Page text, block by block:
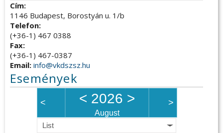
Cím:
1146 Budapest, Borostyán u. 1/b
Telefon:
(+36-1) 467 0388
Fax:
(+36-1) 467-0387
Email: info@vkdszsz.hu
Események
< < 2026 >
August
>
List